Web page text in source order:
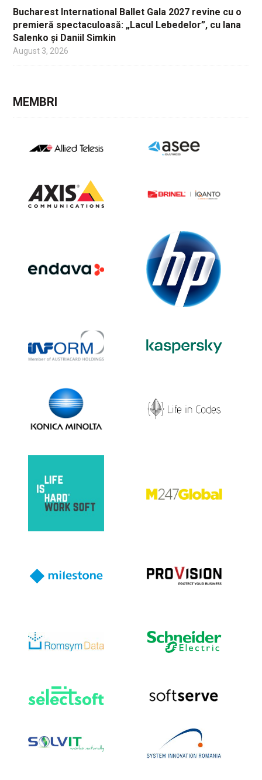
Bucharest International Ballet Gala 2027 revine cu o
premieră spectaculoasă: „Lacul Lebedelor”, cu Iana
Salenko și Daniil Simkin
August 3, 2026
MEMBRI